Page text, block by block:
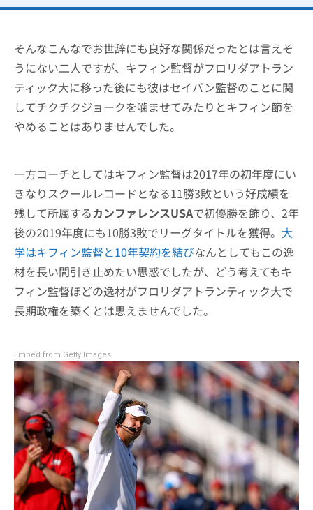
そんなこんなでお世辞にも良好な関係だったとは言えそ
うにない二人ですが、キフィン監督がフロリダアトラン
ティック大に移った後にも彼はセイバン監督のことに関
してチクチクジョークを噛ませてみたりとキフィン節を
やめることはありませんでした。
一方コーチとしてはキフィン監督は2017年の初年度にい
きなりスクールレコードとなる11勝3敗という好成績を
残して所属するカンファレンスUSAで初優勝を飾り、2年
後の2019年度にも10勝3敗でリーグタイトルを獲得。 大
学はキフィン監督と10年契約を結びなんとしてもこの逸
材を長い間引き止めたい思惑でしたが、どう考えてもキ
フィン監督ほどの逸材がフロリダアトランティック大で
長期政権を築くとは思えませんでした。
Embed from Getty Images